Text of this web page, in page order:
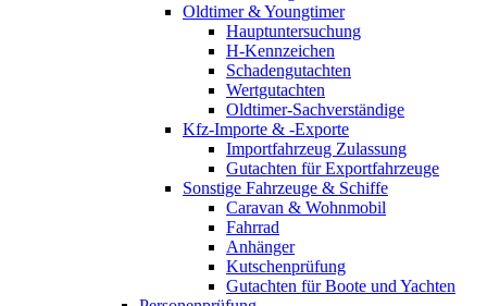
Oldtimer & Youngtimer
Hauptuntersuchung
H-Kennzeichen
Schadengutachten
Wertgutachten
Oldtimer-Sachverständige
Kfz-Importe & -Exporte
Importfahrzeug Zulassung
Gutachten für Exportfahrzeuge
Sonstige Fahrzeuge & Schiffe
Caravan & Wohnmobil
Fahrrad
Anhänger
Kutschenprüfung
Gutachten für Boote und Yachten